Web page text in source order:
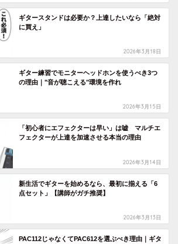
ギタースタンドは必要か？上達したいなら「絶対
に買え」
2026年3月18日
ギター練習でモニターヘッドホンを使うべき3つ
の理由｜"音が聴こえる"環境を作れ
2026年3月15日
「初心者にエフェクターは早い」は嘘 マルチエ
フェクターが上達を加速させる本当の理由
2026年3月14日
新生活でギターを始めるなら、最初に揃える「6
点セット」【講師がガチ推奨】
2026年3月13日
PAC112じゃなくてPAC612を選ぶべき理由｜ギタ